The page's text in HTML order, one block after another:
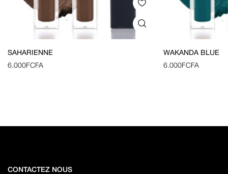
SAHARIENNE
6.000FCFA
WAKANDA BLUE
6.000FCFA
CONTACTEZ NOUS